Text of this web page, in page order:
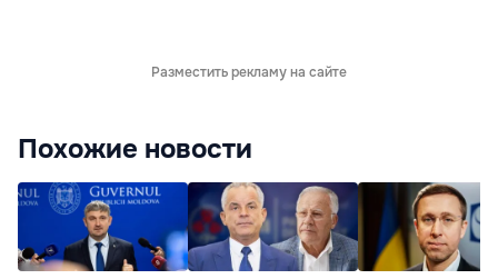
Разместить рекламу на сайте
Похожие новости